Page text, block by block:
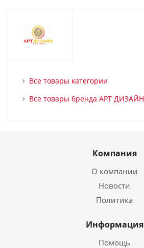
Все товары категории
Все товары бренда АРТ ДИЗАЙН
Компания
О компании
Новости
Политика
Информация
Помощь